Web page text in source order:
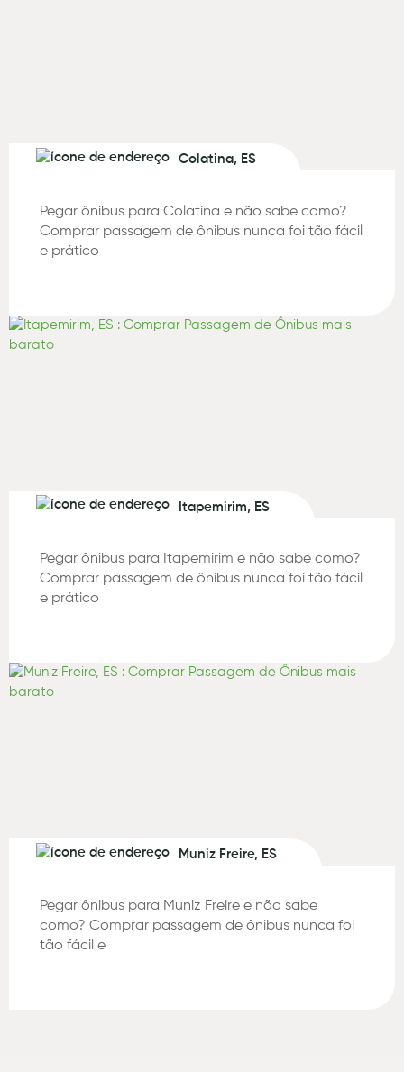
Colatina, ES
Pegar ônibus para Colatina e não sabe como?
Comprar passagem de ônibus nunca foi tão fácil
e prático
Itapemirim, ES
Pegar ônibus para Itapemirim e não sabe como?
Comprar passagem de ônibus nunca foi tão fácil
e prático
Muniz Freire, ES
Pegar ônibus para Muniz Freire e não sabe
como? Comprar passagem de ônibus nunca foi
tão fácil e